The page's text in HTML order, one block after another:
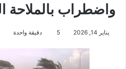
واضطراب بالملاحة
يناير 14, 2026 5 دقيقة واحدة